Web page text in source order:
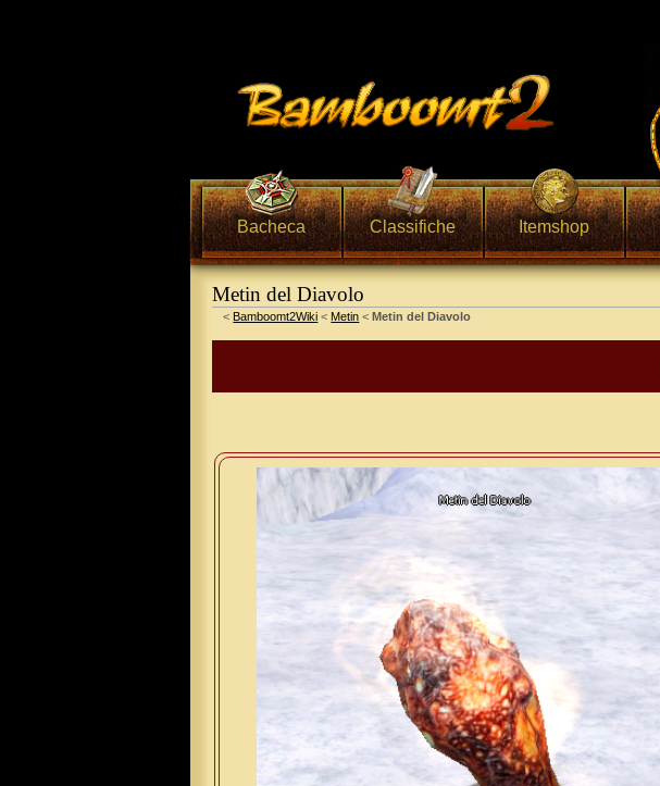
Bacheca Classifiche Itemshop
Metin del Diavolo
Vai a:navigazione,ricerca
< Bamboomt2Wiki < Metin <Metin del Diavolo